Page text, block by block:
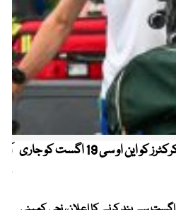
کیریبین پریمیئر لیگ ، قومی کرکٹرز کو این او سی 19 اگست کو جاری